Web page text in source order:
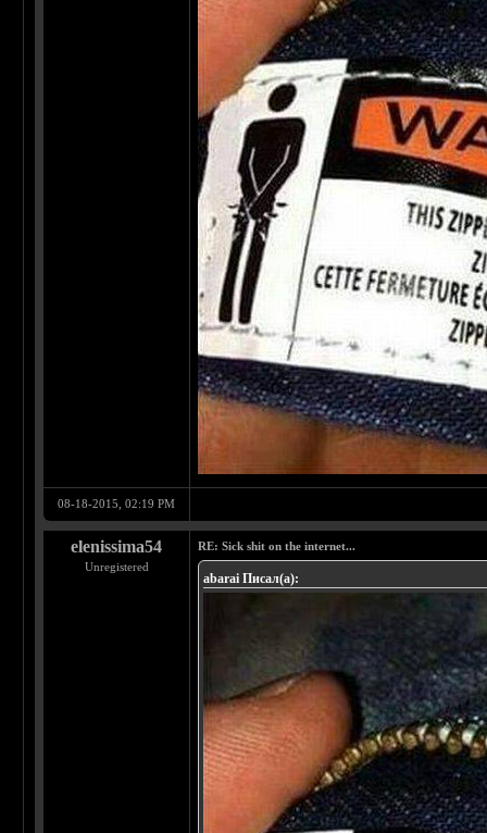
08-18-2015, 02:19 PM
elenissima54
Unregistered
RE: Sick shit on the internet...
abarai Писал(а):